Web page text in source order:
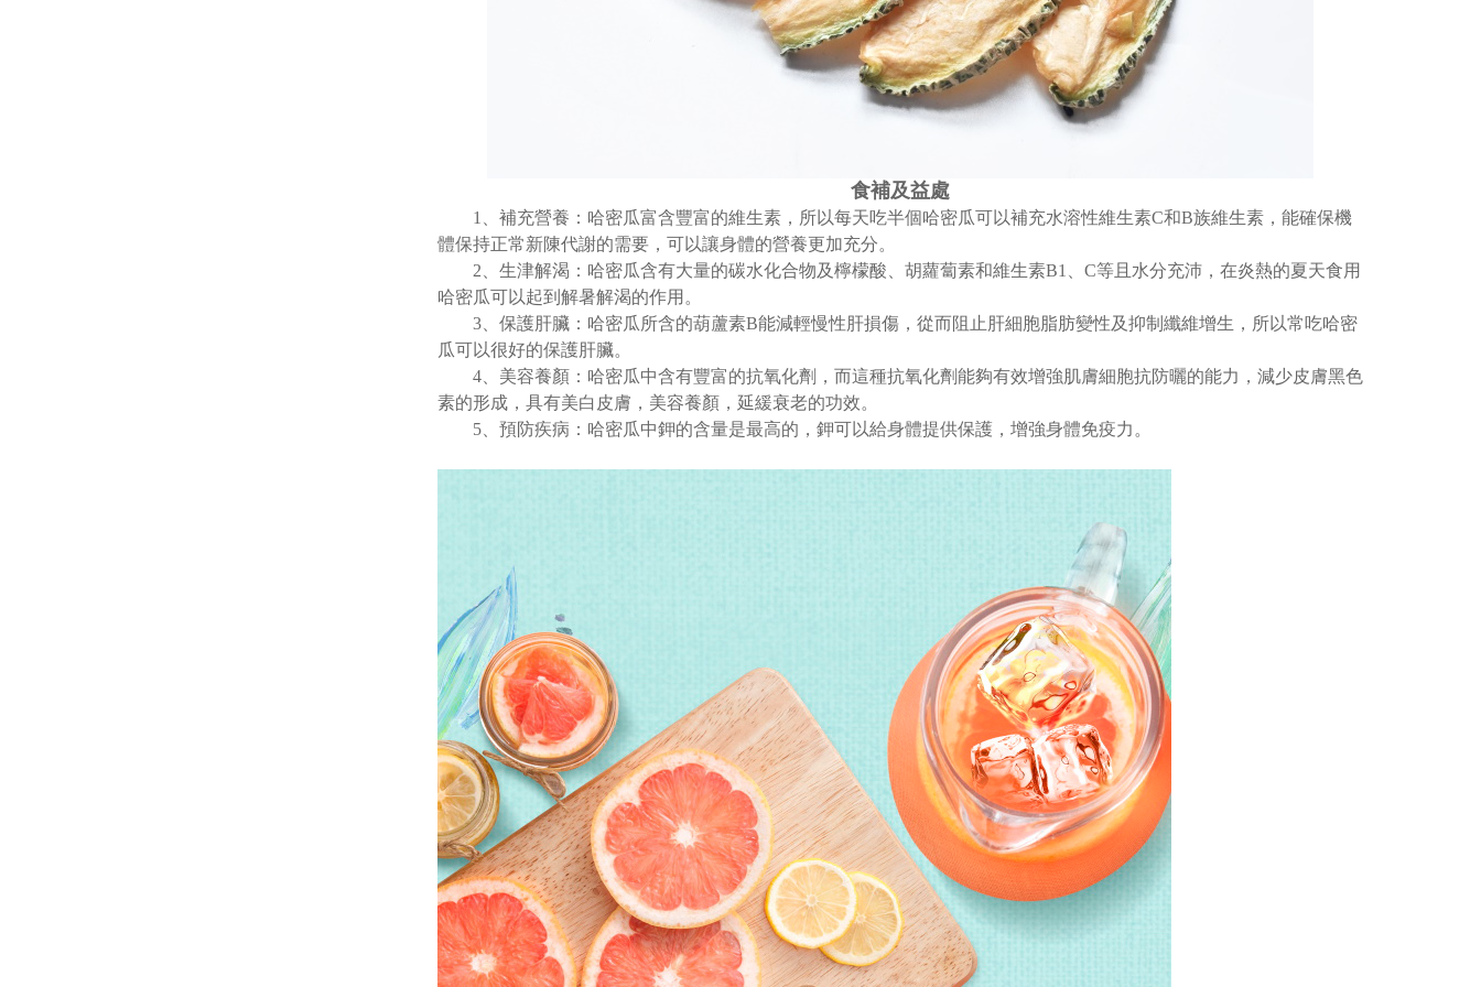
食補及益處
1、補充營養：哈密瓜富含豐富的維生素，所以每天吃半個哈密瓜可以補充水溶性維生素C和B族維生素，能確保機
體保持正常新陳代謝的需要，可以讓身體的營養更加充分。
2、生津解渴：哈密瓜含有大量的碳水化合物及檸檬酸、胡蘿蔔素和維生素B1、C等且水分充沛，在炎熱的夏天食用
哈密瓜可以起到解暑解渴的作用。
3、保護肝臟：哈密瓜所含的葫蘆素B能減輕慢性肝損傷，從而阻止肝細胞脂肪變性及抑制纖維增生，所以常吃哈密
瓜可以很好的保護肝臟。
4、美容養顏：哈密瓜中含有豐富的抗氧化劑，而這種抗氧化劑能夠有效增強肌膚細胞抗防曬的能力，減少皮膚黑色
素的形成，具有美白皮膚，美容養顏，延緩衰老的功效。
5、預防疾病：哈密瓜中鉀的含量是最高的，鉀可以給身體提供保護，增強身體免疫力。